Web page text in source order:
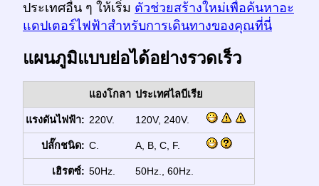
ประเทศอื่น ๆ ให้เริ่ม ตัวช่วยสร้างใหม่เพื่อค้นหาอะ
แดปเตอร์ไฟฟ้าสำหรับการเดินทางของคุณที่นี่
แผนภูมิแบบย่อได้อย่างรวดเร็ว
แองโกลา ประเทศไลบีเรีย
แรงดันไฟฟ้า: 220V. 120V, 240V.
ปลั๊กชนิด: C. A, B, C, F.
เฮิรตซ์: 50Hz. 50Hz., 60Hz.